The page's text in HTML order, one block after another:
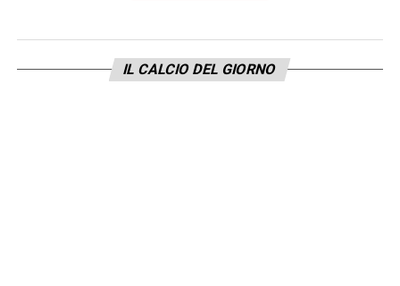
cifra adeguata alla sua bravura».
IL CALCIO DEL GIORNO